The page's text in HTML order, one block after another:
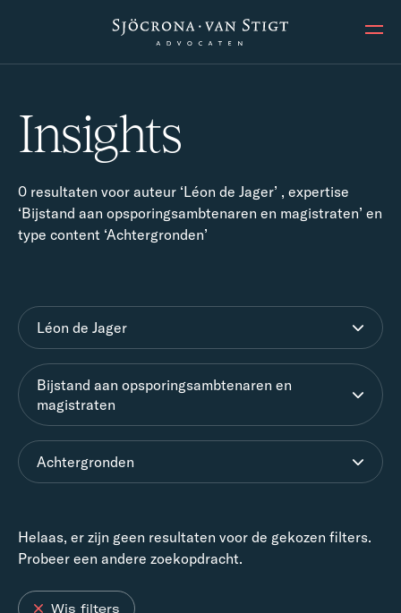
Insights
0 resultaten voor auteur ‘Léon de Jager’ , expertise
‘Bijstand aan opsporingsambtenaren en magistraten’ en
type content ‘Achtergronden’
Léon de Jager
Bijstand aan opsporingsambtenaren en
magistraten
Achtergronden
Helaas, er zijn geen resultaten voor de gekozen filters.
Probeer een andere zoekopdracht.
Wis filters